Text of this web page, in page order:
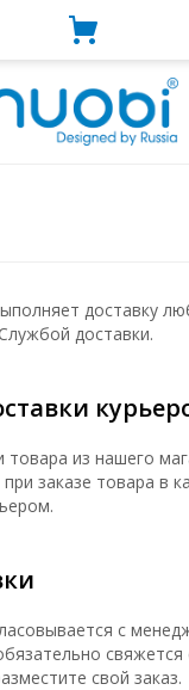
доставку
доставки.
товара из нашего
заказе товара в
с
свяжется
свой заказ.